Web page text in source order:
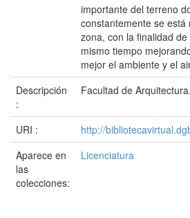
importante del terreno
constantemente se
zona, con la finalidad
mismo tiempo
mejor el ambiente y el
Descripción
:
Facultad de
URI :
http://
Aparece en
las
colecciones:
Licenciatura